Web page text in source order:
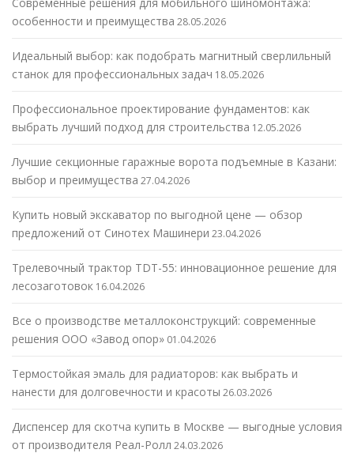
особенности и преимущества 28.05.2026
Идеальный выбор: как подобрать магнитный сверлильный
станок для профессиональных задач 18.05.2026
Профессиональное проектирование фундаментов: как
выбрать лучший подход для строительства 12.05.2026
Лучшие секционные гаражные ворота подъемные в Казани:
выбор и преимущества 27.04.2026
Купить новый экскаватор по выгодной цене — обзор
предложений от Синотех Машинери 23.04.2026
Трелевочный трактор TDT-55: инновационное решение для
лесозаготовок 16.04.2026
Все о производстве металлоконструкций: современные
решения ООО «Завод опор» 01.04.2026
Термостойкая эмаль для радиаторов: как выбрать и
нанести для долговечности и красоты 26.03.2026
Диспенсер для скотча купить в Москве — выгодные условия
от производителя Реал-Ролл 24.03.2026